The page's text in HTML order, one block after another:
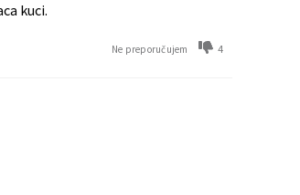
kuci.
Ne preporučujem 4